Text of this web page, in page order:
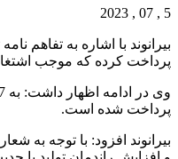
5 , 07 , 2023
پرداخت کرده که موجب اشتغال 3500نفر شده
پرداخت شده است.
بیرانوند افزود: با توجه